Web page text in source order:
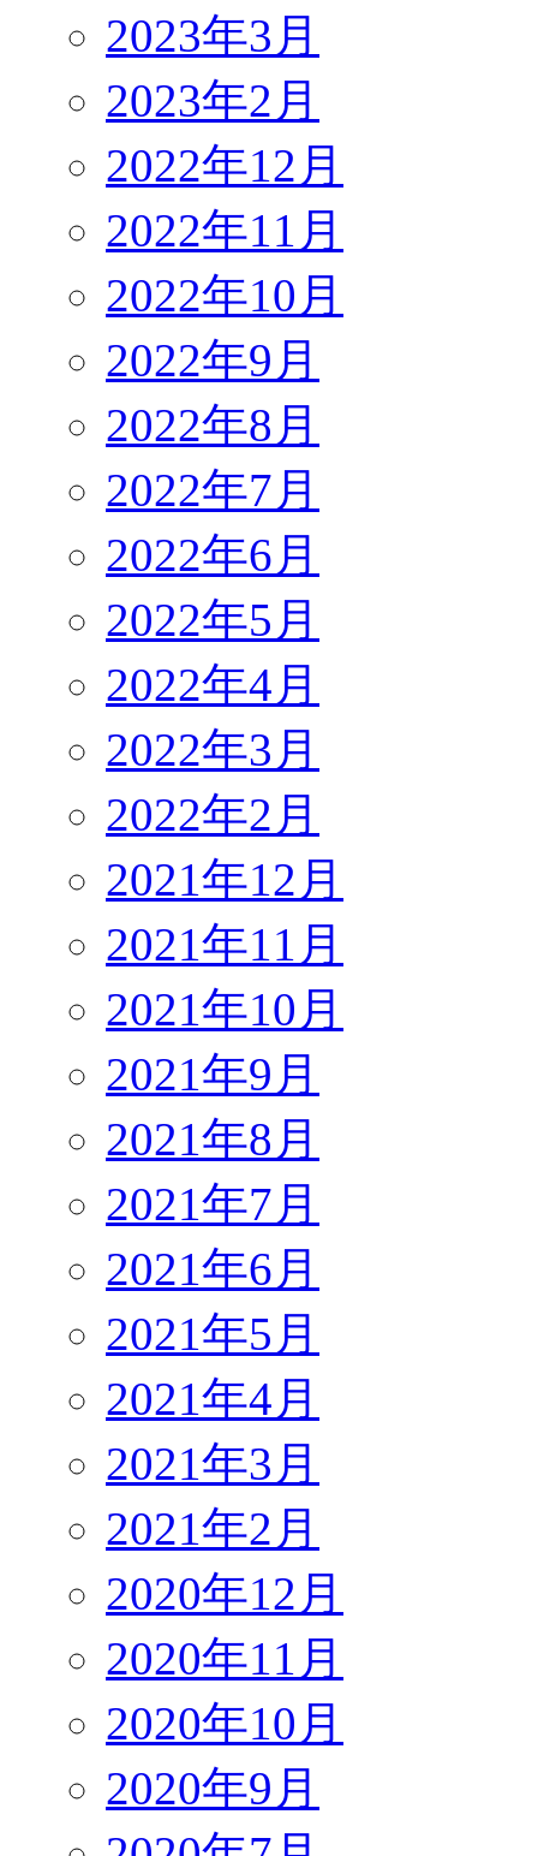
2023年3月
2023年2月
2022年12月
2022年11月
2022年10月
2022年9月
2022年8月
2022年7月
2022年6月
2022年5月
2022年4月
2022年3月
2022年2月
2021年12月
2021年11月
2021年10月
2021年9月
2021年8月
2021年7月
2021年6月
2021年5月
2021年4月
2021年3月
2021年2月
2020年12月
2020年11月
2020年10月
2020年9月